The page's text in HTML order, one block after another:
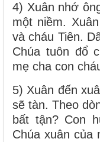
4) Xuân nhớ
một niềm.
và cháu Tiên.
Chúa tuôn đổ
mẹ cha con
5) Xuân đến
sẽ tàn. Theo
bất tận? Con
Chúa xuân của